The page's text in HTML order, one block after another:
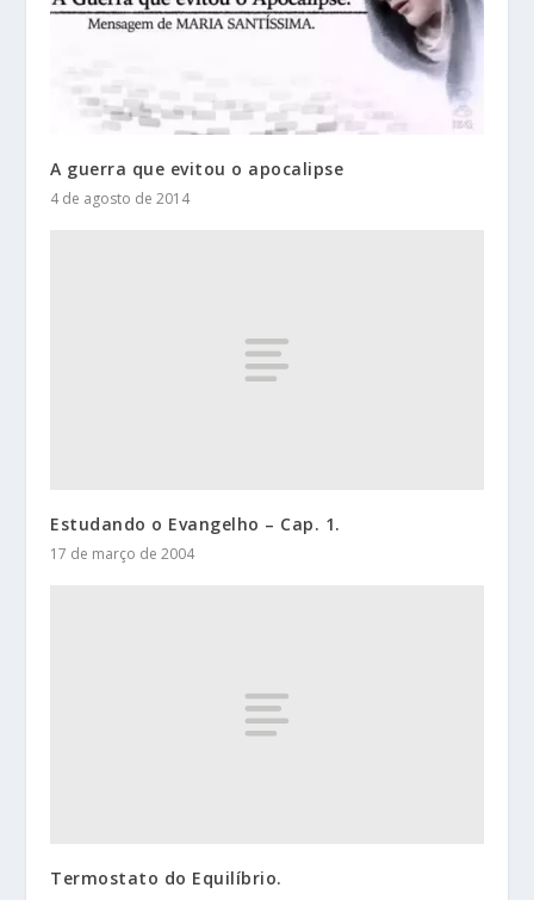
A guerra que evitou o apocalipse
4 de agosto de 2014
Estudando o Evangelho – Cap. 1.
17 de março de 2004
Termostato do Equilíbrio.